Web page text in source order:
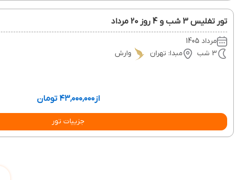
تور تفلیس 3 شب و 4 روز 20 مرداد
مرداد 1405
3 شب
مبدا: تهران وارش
از۴۳٬۰۰۰٬۰۰۰ تومان
جزییات تور